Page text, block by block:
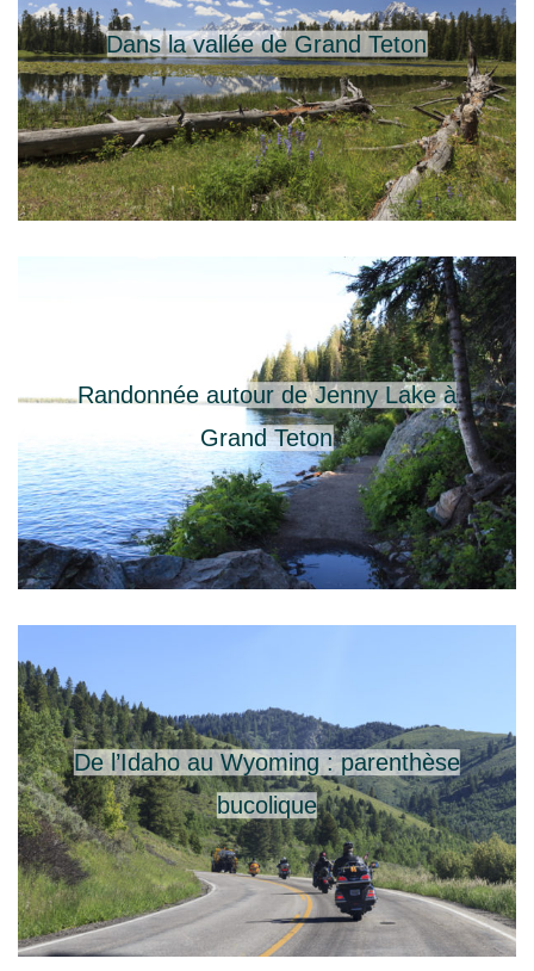
Dans la vallée de Grand Teton
Randonnée autour de Jenny Lake à
Grand Teton
De l’Idaho au Wyoming : parenthèse
bucolique